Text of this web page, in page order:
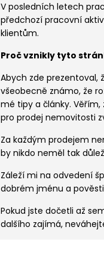
V posledních letech
předchozí pracovní
klientům.
Proč vznikly tyto
Abych zde prezentoval,
všeobecně známo, že
mé tipy a články.
pro prodej nemovitosti
Za každým prodejem
by nikdo neměl tak
Záleží mi na odvedení
dobrém jménu a
Pokud jste dočetli až
dalšího zajímá,